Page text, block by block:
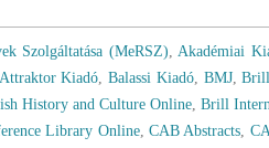
Szolgáltatása (MeRSZ),Akadémiai
Attraktor Kiadó,Balassi Kiadó, BMJ,
History and Culture Online,Brill
Library Online,CAB Abstracts,